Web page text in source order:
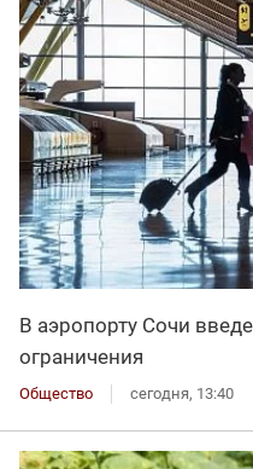
В аэропорту Сочи
ограничения
Общество сегодня, 13:40